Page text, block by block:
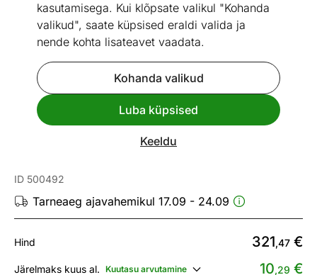
kasutamisega. Kui klõpsate valikul "Kohanda
valikud", saate küpsised eraldi valida ja
nende kohta lisateavet vaadata.
Kohanda valikud
Luba küpsised
Keeldu
Go to slide 9
Go to slide 10
Go to slide 11
Vaata sarnaseid
ID 500492
Tarneaeg ajavahemikul 17.09 - 24.09
Hind 321,47 €
Järelmaks kuus al. Kuutasu arvutamine 10,29 €